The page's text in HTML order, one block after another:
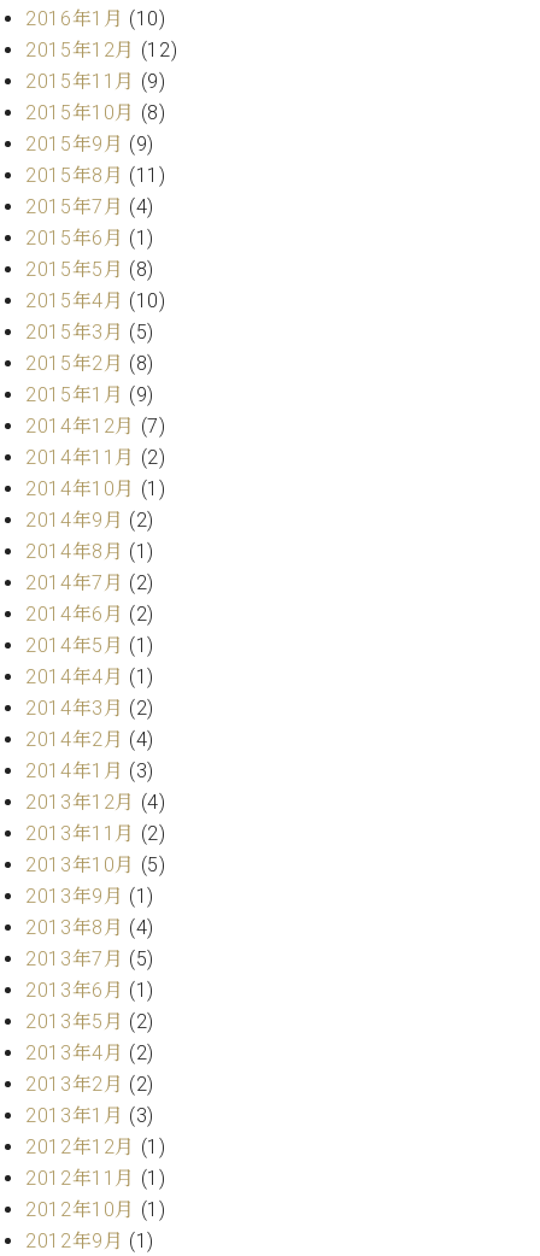
工
房
ブ
グ
ア
ク
セ
ス
問
い
合
わ
せ
ア
ー
テ
ィ
ス
ト
カ
タ
マ
ー
サ
ー
ビ
ス
調
律
)
ア
フ
ー
サ
ー
ビ
ス
(調
調
2016年1月 (10)
2015年12月 (12)
2015年11月 (9)
2015年10月 (8)
2015年9月 (9)
2015年8月 (11)
2015年7月 (4)
2015年6月 (1)
2015年5月 (8)
2015年4月 (10)
2015年3月 (5)
2015年2月 (8)
2015年1月 (9)
2014年12月 (7)
2014年11月 (2)
2014年10月 (1)
2014年9月 (2)
2014年8月 (1)
2014年7月 (2)
2014年6月 (2)
2014年5月 (1)
2014年4月 (1)
2014年3月 (2)
2014年2月 (4)
2014年1月 (3)
2013年12月 (4)
2013年11月 (2)
2013年10月 (5)
2013年9月 (1)
2013年8月 (4)
2013年7月 (5)
2013年6月 (1)
2013年5月 (2)
2013年4月 (2)
2013年2月 (2)
2013年1月 (3)
2012年12月 (1)
2012年11月 (1)
2012年10月 (1)
2012年9月 (1)